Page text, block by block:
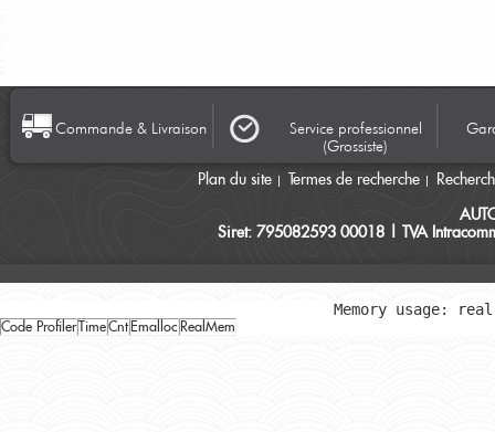
Commande & Livraison
Service professionnel
(Grossiste)
Plan du site Termes de recherche
Siret: 795082593 00018 | TVA
Memory usage:
Code Profiler TimeCnt Emalloc RealMem